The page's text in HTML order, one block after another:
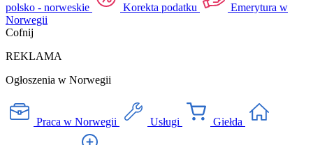
polsko - norweskie Korekta podatku
Emerytura w
Norwegii
Cofnij
REKLAMA
Ogłoszenia w Norwegii
Praca w Norwegii Usługi Giełda